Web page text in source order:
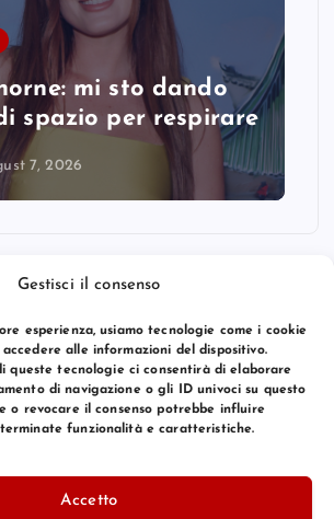
Gestisci il consenso
esperienza, usiamo tecnologie come i cookie
alle informazioni del dispositivo.
queste tecnologie ci consentirà di elaborare
di navigazione o gli ID univoci su questo
o revocare il consenso potrebbe influire
funzionalità e caratteristiche.
Accetto
mi sto dando
spazio per respirare
7, 2026